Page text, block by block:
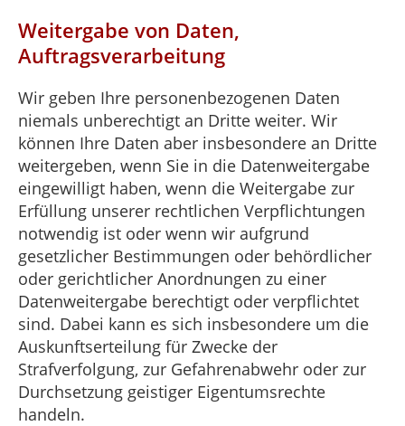
Weitergabe von Daten,
Auftragsverarbeitung
Wir geben Ihre personenbezogenen Daten
niemals unberechtigt an Dritte weiter. Wir
können Ihre Daten aber insbesondere an Dritte
weitergeben, wenn Sie in die Datenweitergabe
eingewilligt haben, wenn die Weitergabe zur
Erfüllung unserer rechtlichen Verpflichtungen
notwendig ist oder wenn wir aufgrund
gesetzlicher Bestimmungen oder behördlicher
oder gerichtlicher Anordnungen zu einer
Datenweitergabe berechtigt oder verpflichtet
sind. Dabei kann es sich insbesondere um die
Auskunftserteilung für Zwecke der
Strafverfolgung, zur Gefahrenabwehr oder zur
Durchsetzung geistiger Eigentumsrechte
handeln.